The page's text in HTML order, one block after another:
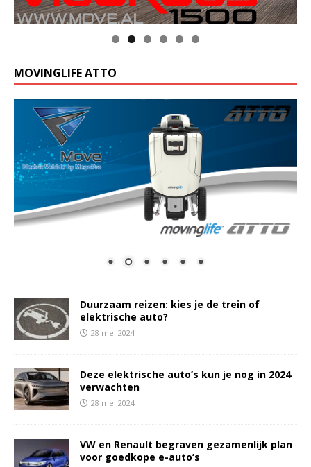
MOVINGLIFE ATTO
Duurzaam reizen: kies je de trein of
elektrische auto?
28 mei 2024
Deze elektrische auto’s kun je nog in 2024
verwachten
28 mei 2024
VW en Renault begraven gezamenlijk plan
voor goedkope e-auto’s